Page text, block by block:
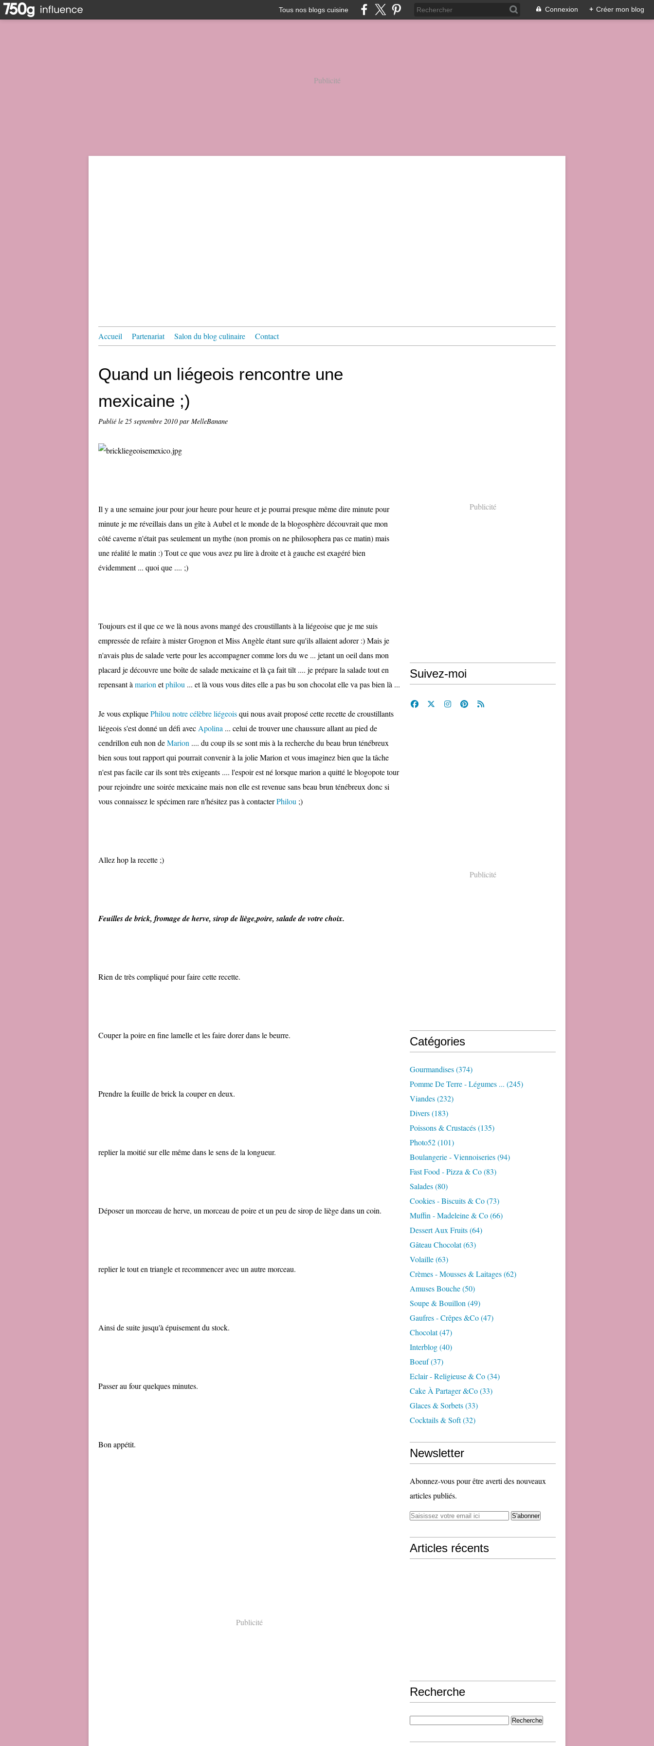
Tous nos blogs cuisine Connexion + Créer mon blog
Publicité
Accueil Partenariat Salon du blog culinaire Contact
Quand un liégeois rencontre une
mexicaine ;)
Publié le 25 septembre 2010par MelleBanane
Il y a une semaine jour pour jour heure pour heure et je pourrai presque même dire minute pour
minute je me réveillais dans un gîte à Aubel et le monde de la blogosphère découvrait que mon
côté caverne n'était pas seulement un mythe (non promis on ne philosophera pas ce matin) mais
une réalité le matin :) Tout ce que vous avez pu lire à droite et à gauche est exagéré bien
évidemment ... quoi que .... ;)
Toujours est il que ce we là nous avons mangé des croustillants à la liégeoise que je me suis
empressée de refaire à mister Grognon et Miss Angèle étant sure qu'ils allaient adorer :) Mais je
n'avais plus de salade verte pour les accompagner comme lors du we ... jetant un oeil dans mon
placard je découvre une boîte de salade mexicaine et là ça fait tilt .... je prépare la salade tout en
repensant à marion etphilou ... et là vous vous dites elle a pas bu son chocolat elle va pas bien là ...
Je vous expliquePhilou notre célèbre liégeoisqui nous avait proposé cette recette de croustillants
liégeois s'est donné un défi avec Apolina ... celui de trouver une chaussure allant au pied de
cendrillon euh non deMarion .... du coup ils se sont mis à la recherche du beau brun ténébreux
bien sous tout rapport qui pourrait convenir à la jolie Marion et vous imaginez bien que la tâche
n'est pas facile car ils sont très exigeants .... l'espoir est né lorsque marion a quitté le blogopote tour
pour rejoindre une soirée mexicaine mais non elle est revenue sans beau brun ténébreux donc si
vous connaissez le spécimen rare n'hésitez pas à contacterPhilou ;)
Allez hop la recette ;)
Feuilles de brick, fromage de herve, sirop de liège,poire, salade de votre choix.
Rien de très compliqué pour faire cette recette.
Couper la poire en fine lamelle et les faire dorer dans le beurre.
Prendre la feuille de brick la couper en deux.
replier la moitié sur elle même dans le sens de la longueur.
Déposer un morceau de herve, un morceau de poire et un peu de sirop de liège dans un coin.
replier le tout en triangle et recommencer avec un autre morceau.
Ainsi de suite jusqu'à épuisement du stock.
Passer au four quelques minutes.
Bon appétit.
Publicité
Publicité
Suivez-moi
Publicité
Catégories
Gourmandises(374)
Pomme De Terre - Légumes ... (245)
Viandes(232)
Divers(183)
Poissons & Crustacés(135)
Photo52(101)
Boulangerie - Viennoiseries(94)
Fast Food - Pizza & Co(83)
Salades(80)
Cookies - Biscuits & Co(73)
Muffin - Madeleine & Co(66)
Dessert Aux Fruits(64)
Gâteau Chocolat(63)
Volaille(63)
Crèmes - Mousses & Laitages(62)
Amuses Bouche(50)
Soupe & Bouillon (49)
Gaufres - Crêpes &co(47)
Chocolat(47)
Interblog(40)
Boeuf(37)
Eclair - Religieuse & Co(34)
Cake À Partager &co(33)
Glaces & Sorbets(33)
Cocktails & Soft(32)
Newsletter
Abonnez-vous pour être averti des nouveaux
articles publiés.
Articles récents
Recherche